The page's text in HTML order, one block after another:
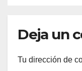
Deja un
Tu dirección de